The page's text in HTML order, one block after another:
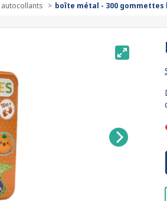
boîte métal - 300 gommettes